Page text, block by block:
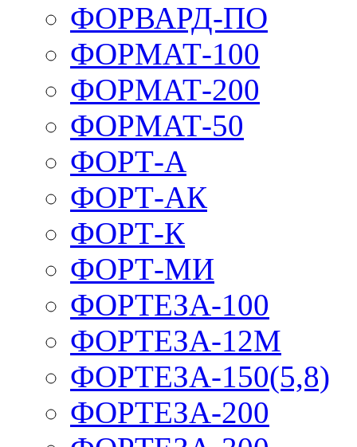
ФОРВАРД-ПО
ФОРМАТ-100
ФОРМАТ-200
ФОРМАТ-50
ФОРТ-А
ФОРТ-АК
ФОРТ-К
ФОРТ-МИ
ФОРТЕЗА-100
ФОРТЕЗА-12М
ФОРТЕЗА-150(5,8)
ФОРТЕЗА-200